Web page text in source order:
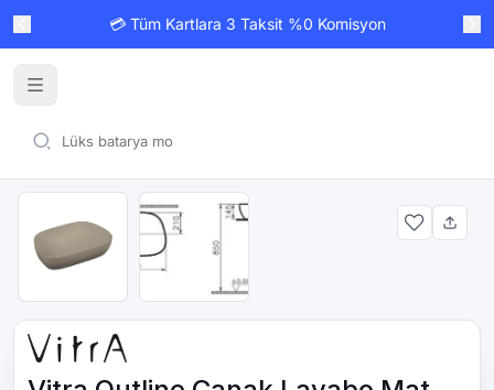
💳 Tüm Kartlara 3 Taksit %0 Komisyon